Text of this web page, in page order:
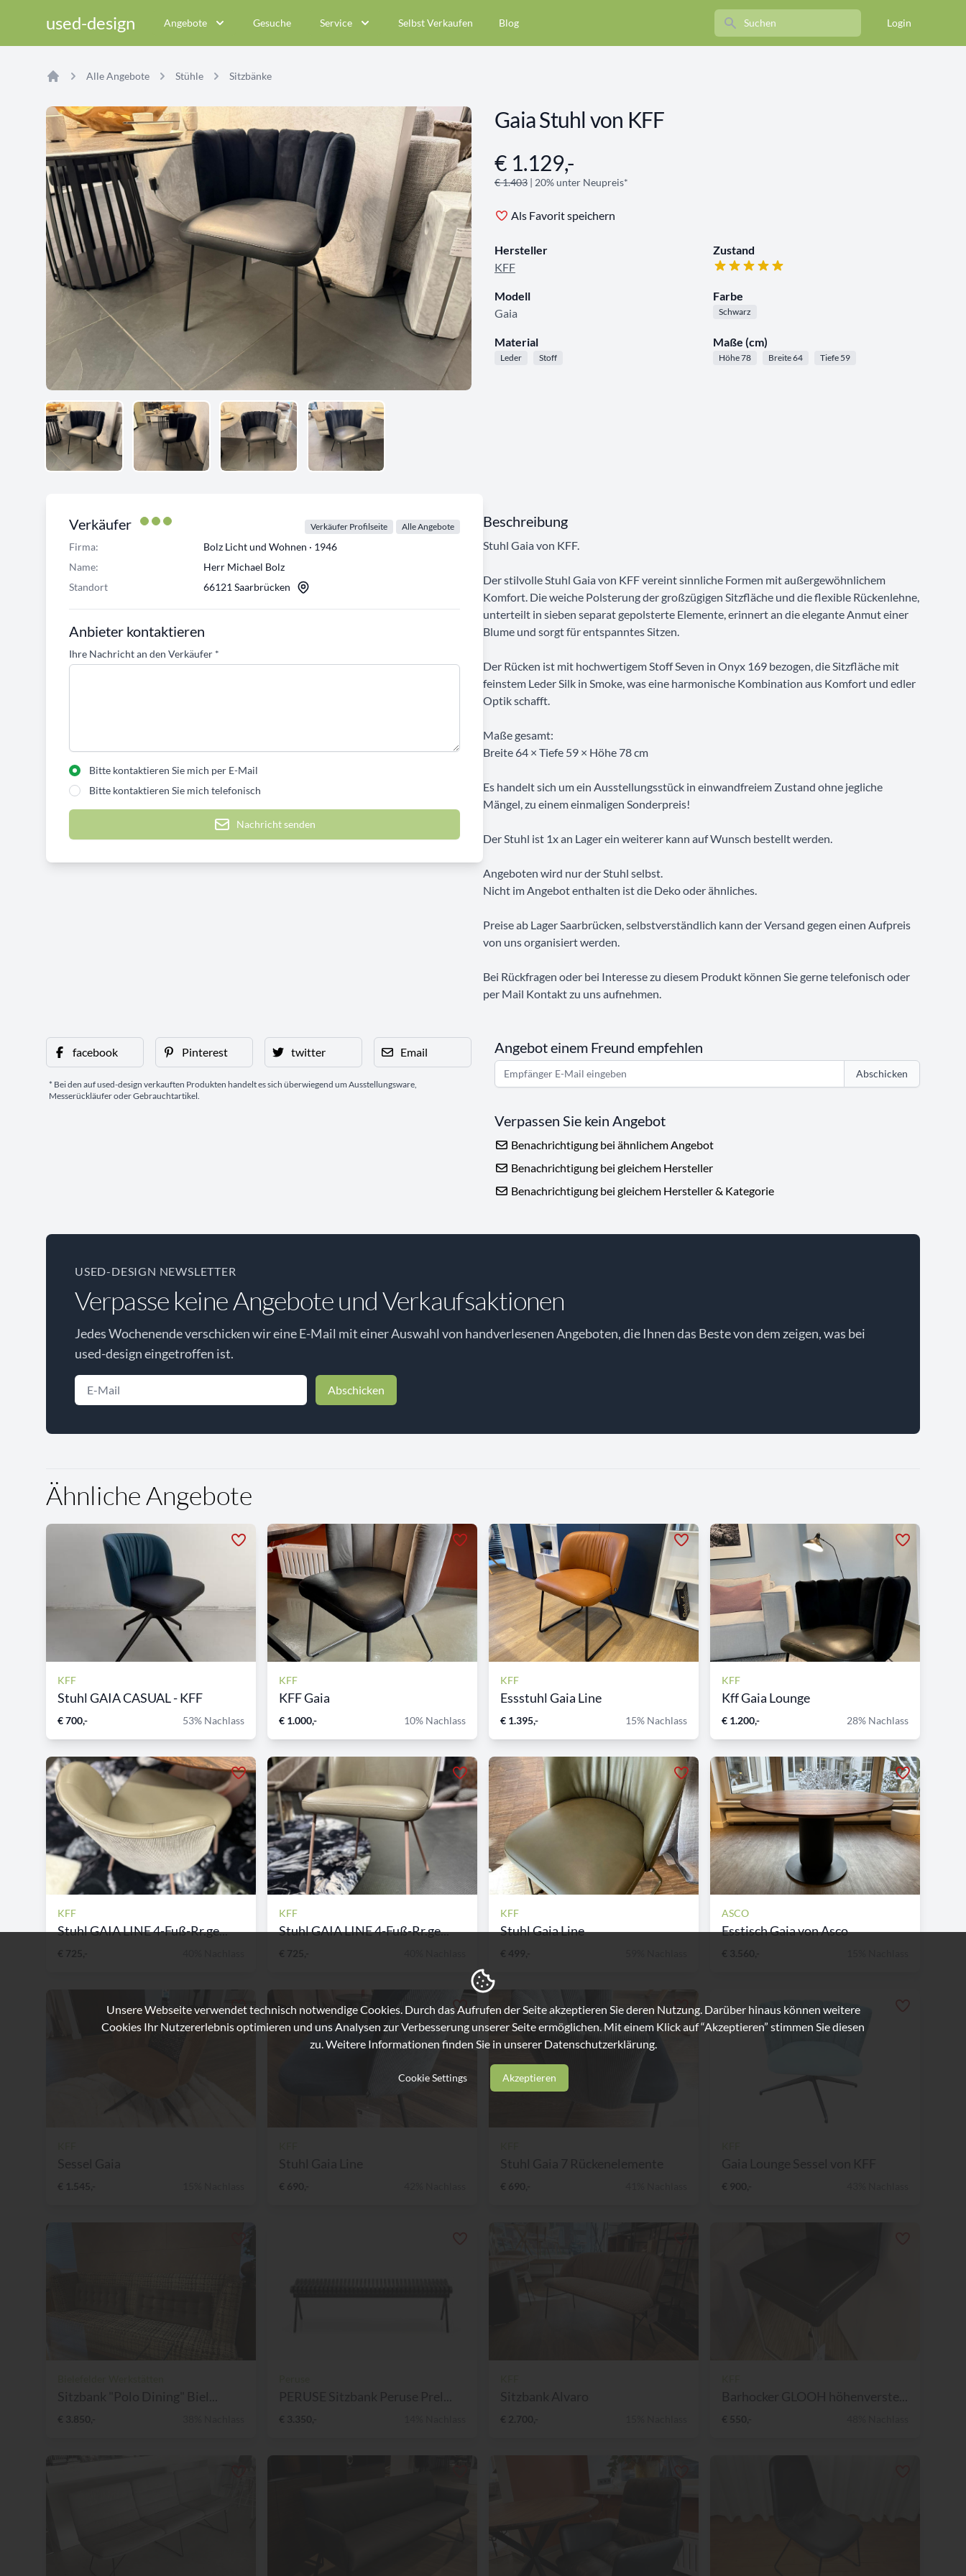
used-design Angebote Gesuche Service Selbst Verkaufen Blog Search Login
Alle Angebote Stühle Sitzbänke
Gaia Stuhl von KFF
Angebotsinformationen
€ 1.129,-
€ 1.403 | 20% unter Neupreis*
Als Favorit speichern
Hersteller
KFF
Zustand
Modell
Gaia
Farbe
Schwarz
Material
Leder Stoff
Maße (cm)
Höhe 78 Breite 64 Tiefe 59
Verkäufer Verkäufer Profilseite Alle Angebote
Firma:
Bolz Licht und Wohnen · 1946
Name:
Herr Michael Bolz
Standort
66121 Saarbrücken
Anbieter kontaktieren
Ihre Nachricht an den Verkäufer *
Bitte kontaktieren Sie mich per E-Mail
Bitte kontaktieren Sie mich telefonisch
Nachricht senden
Beschreibung
Stuhl Gaia von KFF.
Der stilvolle Stuhl Gaia von KFF vereint sinnliche Formen mit außergewöhnlichem
Komfort. Die weiche Polsterung der großzügigen Sitzfläche und die flexible Rückenlehne,
unterteilt in sieben separat gepolsterte Elemente, erinnert an die elegante Anmut einer
Blume und sorgt für entspanntes Sitzen.
Der Rücken ist mit hochwertigem Stoff Seven in Onyx 169 bezogen, die Sitzfläche mit
feinstem Leder Silk in Smoke, was eine harmonische Kombination aus Komfort und edler
Optik schafft.
Maße gesamt:
Breite 64 × Tiefe 59 × Höhe 78 cm
Es handelt sich um ein Ausstellungsstück in einwandfreiem Zustand ohne jegliche
Mängel, zu einem einmaligen Sonderpreis!
Der Stuhl ist 1x an Lager ein weiterer kann auf Wunsch bestellt werden.
Angeboten wird nur der Stuhl selbst.
Nicht im Angebot enthalten ist die Deko oder ähnliches.
Preise ab Lager Saarbrücken, selbstverständlich kann der Versand gegen einen Aufpreis
von uns organisiert werden.
Bei Rückfragen oder bei Interesse zu diesem Produkt können Sie gerne telefonisch oder
per Mail Kontakt zu uns aufnehmen.
facebook Pinterest twitter Email
* Bei den auf used-design verkauften Produkten handelt es sich überwiegend um Ausstellungsware,
Messerückläufer oder Gebrauchtartikel.
Angebot einem Freund empfehlen
Abschicken
Verpassen Sie kein Angebot
Benachrichtigung bei ähnlichem Angebot
Benachrichtigung bei gleichem Hersteller
Benachrichtigung bei gleichem Hersteller & Kategorie
USED-DESIGN NEWSLETTER
Verpasse keine Angebote und Verkaufsaktionen
Jedes Wochenende verschicken wir eine E-Mail mit einer Auswahl von handverlesenen Angeboten, die Ihnen das Beste von dem zeigen, was bei
used-design eingetroffen ist.
Abschicken
Ähnliche Angebote
KFF
Stuhl GAIA CASUAL - KFF
€ 700,- 53% Nachlass
KFF
KFF Gaia
€ 1.000,- 10% Nachlass
KFF
Essstuhl Gaia Line
€ 1.395,- 15% Nachlass
KFF
Kff Gaia Lounge
€ 1.200,- 28% Nachlass
KFF
Stuhl GAIA LINE 4-Fuß-Rr.ge...
€ 725,-
KFF
Stuhl GAIA LINE 4-Fuß-Rr.ge...
€ 725,-
KFF
Stuhl Gaia Line
€ 499,-
ASCO
Esstisch Gaia von Asco
€ 3.560,-
Unsere Webseite verwendet technisch notwendige Cookies. Durch das Aufrufen der Seite akzeptieren Sie deren Nutzung. Darüber hinaus können weitere
Cookies Ihr Nutzererlebnis optimieren und uns Analysen zur Verbesserung unserer Seite ermöglichen. Mit einem Klick auf “Akzeptieren” stimmen Sie diesen
zu. Weitere Informationen finden Sie in unserer Datenschutzerklärung.
Cookie Settings Akzeptieren